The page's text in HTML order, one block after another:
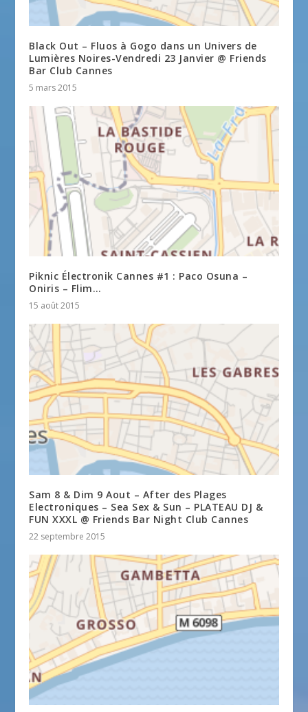
Black Out – Fluos à Gogo dans un Univers de
Lumières Noires-Vendredi 23 Janvier @ Friends
Bar Club Cannes
5 mars 2015
Piknic Électronik Cannes #1 : Paco Osuna –
Oniris – Flim…
15 août 2015
Sam 8 & Dim 9 Aout – After des Plages
Electroniques – Sea Sex & Sun – PLATEAU DJ &
FUN XXXL @ Friends Bar Night Club Cannes
22 septembre 2015